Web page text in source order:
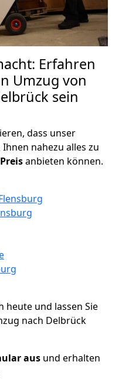
Erfahren
Umzug von
sein
dass unser
nahezu alles zu
Preisanbieten können.
heute und lassen Sie
nach Delbrück
aus und erhalten